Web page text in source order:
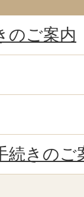
のご案内
続きのご